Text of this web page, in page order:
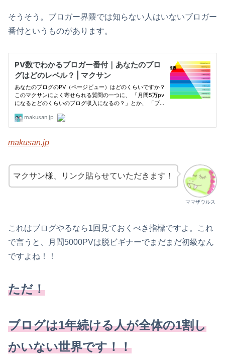
そうそう。ブロガー界隈では知らない人はいないブロガー
番付というものがあります。
makusan.jp
ママザウルス
マクサン様、リンク貼らせていただきます！
これはブログやるなら1回見ておくべき指標ですよ。これ
で言うと、月間5000PVは脱ビギナーでまだまだ初級なん
ですよね！！
ただ！
ブログは1年続ける人が全体の1割し
かいない世界です！！